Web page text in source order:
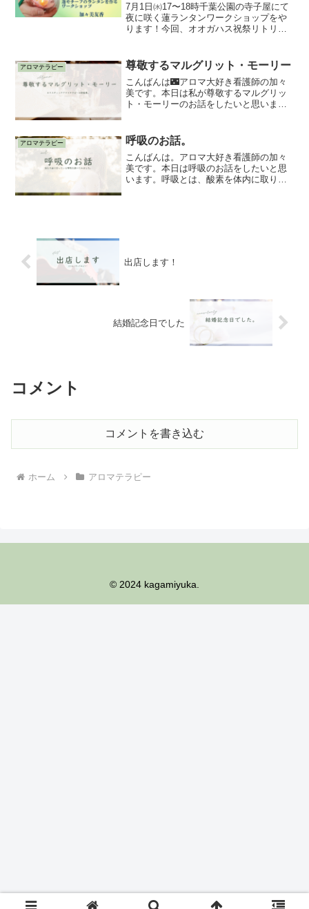
7月1日㈬17〜18時千葉公園の寺子屋にて
夜に咲く蓮ランタンワークショップをや
ります！今回、オオガハス祝祭リトリー
加々美です！今回は4/17から本公開した
クラウドファ...
アロマテラピー 尊敬するマルグリット・モーリー
こんばんは🌃アロマ大好き看護師の加々
美です。本日は私が尊敬するマルグリッ
ト・モーリーのお話をしたいと思いま
けを見た第一印象は「とても真面目そう
な人」でした。すでに亡くなっ...
アロマテラピー 呼吸のお話。
こんばんは。アロマ大好き看護師の加々
美です。本日は呼吸のお話をしたいと思
います。呼吸とは、酸素を体内に取り込
出店します！
結婚記念日でした
コメント
コメントを書き込む
ホーム アロマテラピー
© 2024 kagamiyuka.